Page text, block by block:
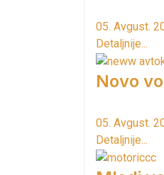
05. Avgust.
Detaljnije...
Novo
05. Avgust.
Detaljnije...